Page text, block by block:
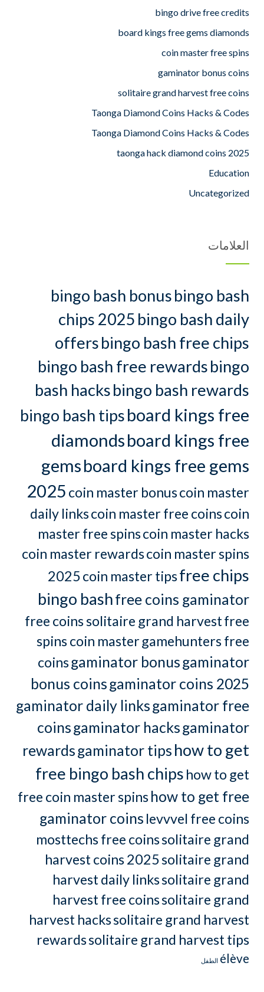
bingo drive free credits
board kings free gems diamonds
coin master free spins
gaminator bonus coins
solitaire grand harvest free coins
Taonga Diamond Coins Hacks & Codes
Taonga Diamond Coins Hacks & Codes
taonga hack diamond coins 2025
Education
Uncategorized
العلامات
bingo bash bonusbingo bash
chips 2025 bingo bash daily
offersbingo bash free chips
bingo bash free rewardsbingo
bash hacksbingo bash rewards
bingo bash tipsboard kings free
diamondsboard kings free
gemsboard kings free gems
2025 coin master bonuscoin master
daily linkscoin master free coinscoin
master free spinscoin master hacks
coin master rewardscoin master spins
2025coin master tipsfree chips
bingo bashfree coins gaminator
free coins solitaire grand harvestfree
spins coin mastergamehunters free
coinsgaminator bonusgaminator
bonus coinsgaminator coins 2025
gaminator daily linksgaminator free
coinsgaminator hacksgaminator
rewardsgaminator tips how to get
free bingo bash chips how to get
free coin master spinshow to get free
gaminator coins levvvel free coins
mosttechs free coinssolitaire grand
harvest coins 2025solitaire grand
harvest daily linkssolitaire grand
harvest free coinssolitaire grand
harvest hackssolitaire grand harvest
rewardssolitaire grand harvest tips
élève الطفل